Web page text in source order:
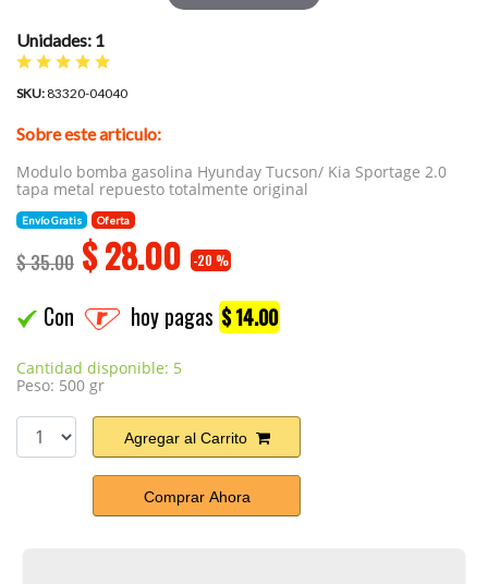
Unidades: 1
SKU: 83320-04040
Sobre este articulo:
Modulo bomba gasolina Hyunday Tucson/ Kia Sportage 2.0
tapa metal repuesto totalmente original
Envío Gratis Oferta
$ 35.00 $28.00 -20 %
Con hoy pagas $ 14.00
Cantidad disponible: 5
Peso: 500 gr
Agregar al Carrito
Comprar Ahora